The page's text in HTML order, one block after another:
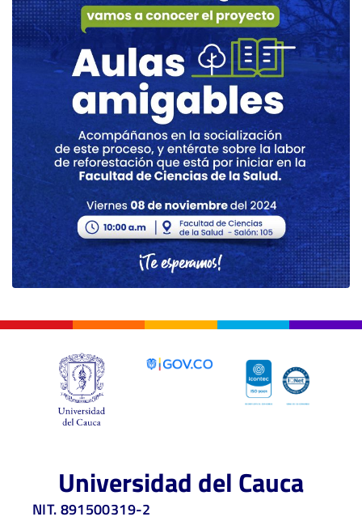
Universidad del Cauca
NIT. 891500319-2